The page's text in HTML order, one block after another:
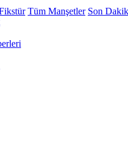
Tüm Manşetler Son